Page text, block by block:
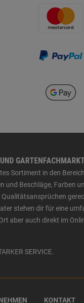
Sortiment in den
und Beschläge, Farben
stehen dir für eine
aber auch direkt im
SERVICE.
KONTAKT